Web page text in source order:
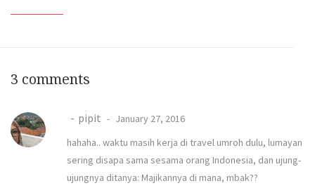
3 comments
pipit
January 27, 2016
hahaha.. waktu masih kerja di travel umroh dulu, lumayan
sering disapa sama sesama orang Indonesia, dan ujung-
ujungnya ditanya: Majikannya di mana, mbak??